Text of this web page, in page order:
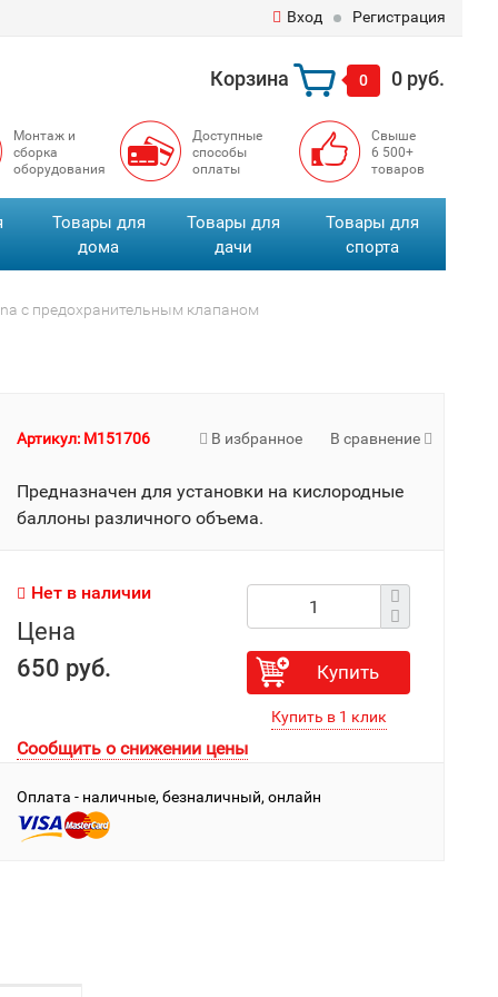
Вход Регистрация
Корзина 0 0 руб.
Монтаж и
сборка
оборудования
Доступные
способы
оплаты
Свыше
6 500+
товаров
Товары для
дома
Товары для
дачи
Товары для
спорта
с предохранительным клапаном
В избранное В сравнение
Артикул: M151706
Предназначен для установки на кислородные
баллоны различного объема.
Нет в наличии
Цена
650 руб.
Купить
Сообщить о снижении цены
Оплата - наличные, безналичный, онлайн